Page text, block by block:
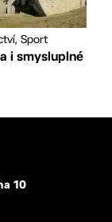
Sport
i smysluplné
10